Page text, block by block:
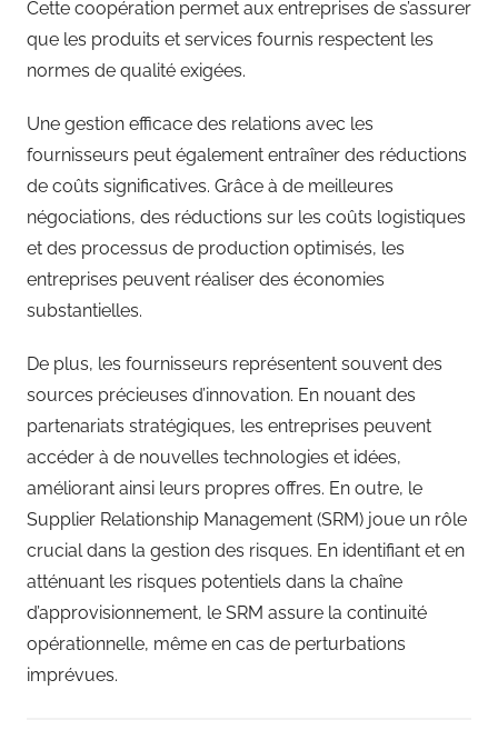
Cette coopération permet aux entreprises de s’assurer
que les produits et services fournis respectent les
normes de qualité exigées.
Une gestion efficace des relations avec les
fournisseurs peut également entraîner des réductions
de coûts significatives. Grâce à de meilleures
négociations, des réductions sur les coûts logistiques
et des processus de production optimisés, les
entreprises peuvent réaliser des économies
substantielles.
De plus, les fournisseurs représentent souvent des
sources précieuses d’innovation. En nouant des
partenariats stratégiques, les entreprises peuvent
accéder à de nouvelles technologies et idées,
améliorant ainsi leurs propres offres. En outre, le
Supplier Relationship Management (SRM) joue un rôle
crucial dans la gestion des risques. En identifiant et en
atténuant les risques potentiels dans la chaîne
d’approvisionnement, le SRM assure la continuité
opérationnelle, même en cas de perturbations
imprévues.